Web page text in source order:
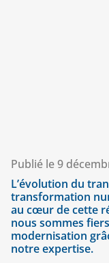
Publié le9
L’évolution du
transformation
au cœur de cette
nous sommes
modernisation
notre expertise.